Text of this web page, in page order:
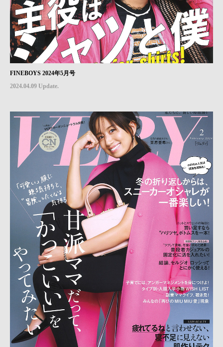
FINEBOYS 2024年5月号
2024.04.09 Update.